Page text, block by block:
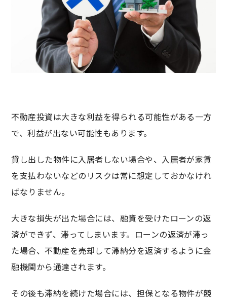
不動産投資は大きな利益を得られる可能性がある一方
で、利益が出ない可能性もあります。
貸し出した物件に入居者しない場合や、入居者が家賃
を支払わないなどのリスクは常に想定しておかなけれ
ばなりません。
大きな損失が出た場合には、融資を受けたローンの返
済ができず、滞ってしまいます。ローンの返済が滞っ
た場合、不動産を売却して滞納分を返済するように金
融機関から通達されます。
その後も滞納を続けた場合には、担保となる物件が競